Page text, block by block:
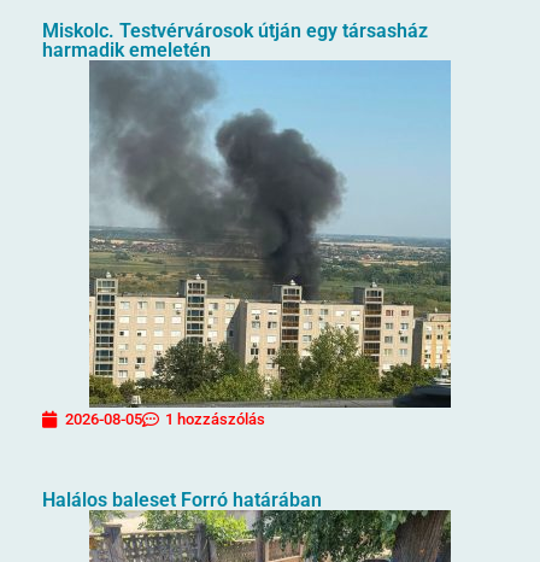
Miskolc. Testvérvárosok útján egy társasház
harmadik emeletén
2026-08-05 1 hozzászólás
Halálos baleset Forró határában